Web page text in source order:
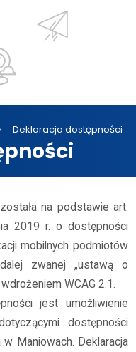
Deklaracja dostępności
na podstawie art.
2019 r. o dostępności
mobilnych podmiotów
zwanej „ustawą o
WCAG 2.1.
jest umożliwienie
dostępności
Maniowach. Deklaracja